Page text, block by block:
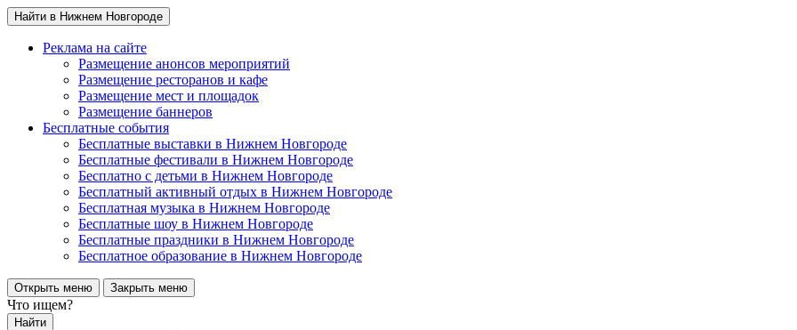
Найти в Нижнем Новгороде
Реклама на сайте
Размещение анонсов мероприятий
Размещение ресторанов и кафе
Размещение мест и площадок
Размещение баннеров
Бесплатные события
Бесплатные выставки в Нижнем Новгороде
Бесплатные фестивали в Нижнем Новгороде
Бесплатно с детьми в Нижнем Новгороде
Бесплатный активный отдых в Нижнем Новгороде
Бесплатная музыка в Нижнем Новгороде
Бесплатные шоу в Нижнем Новгороде
Бесплатные праздники в Нижнем Новгороде
Бесплатное образование в Нижнем Новгороде
Открыть меню Закрыть меню
Что ищем?
Найти